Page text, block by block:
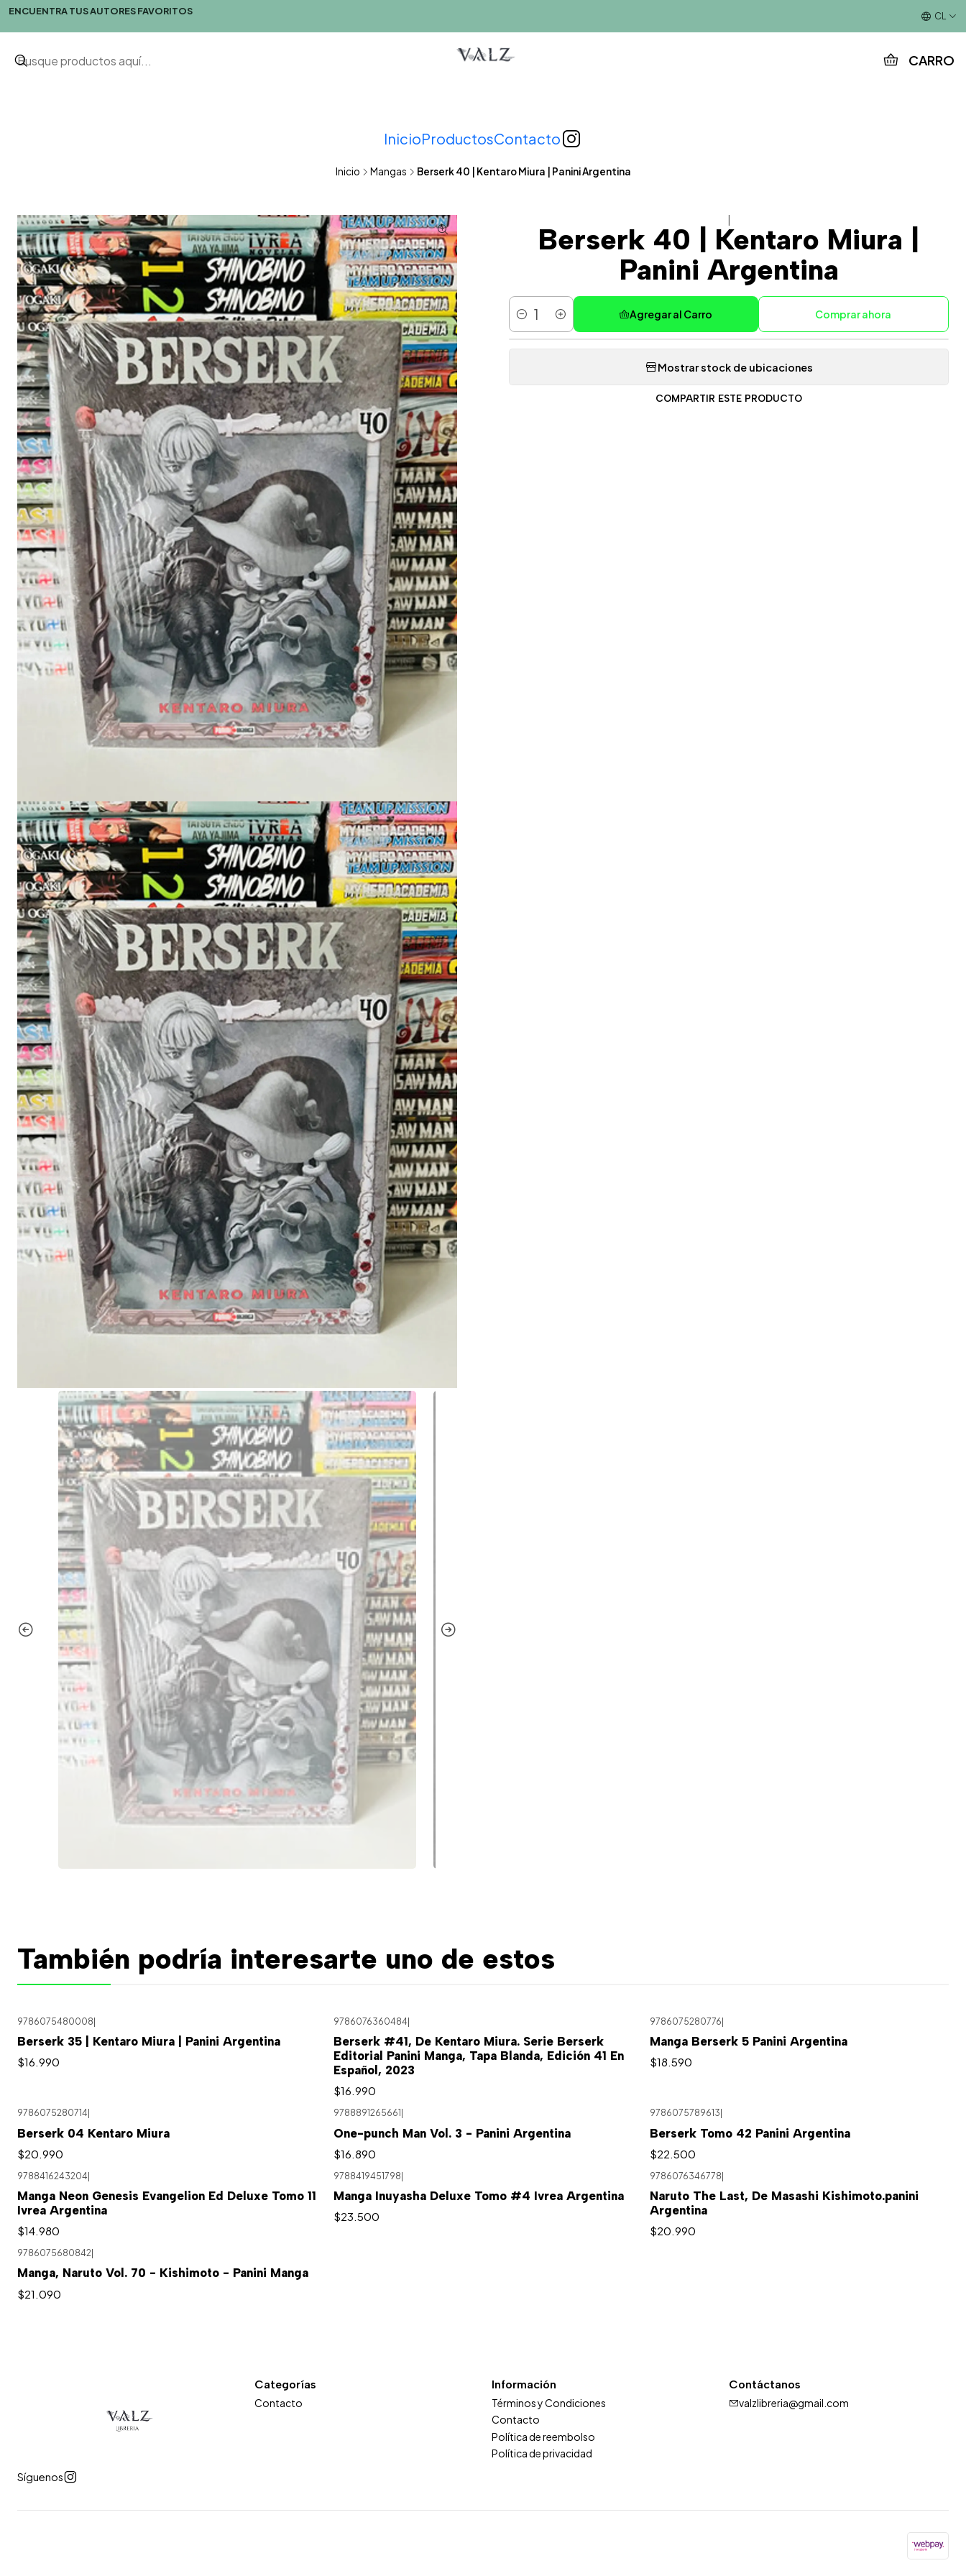
CARRO
InicioProductosContacto
ENCUENTRA TUS AUTORES FAVORITOS CL
Inicio Mangas Berserk 40 | Kentaro Miura | Panini Argentina
Berserk 40 | Kentaro Miura |
Panini Argentina
Cantidad
Agregar al Carro Comprar ahora
Mostrar stock de ubicaciones
COMPARTIR ESTE PRODUCTO
También podría interesarte uno de estos
9786075480008
Berserk 35 | Kentaro Miura | Panini Argentina
$16.990
9786076360484
Berserk #41, De Kentaro Miura. Serie Berserk
Editorial Panini Manga, Tapa Blanda, Edición 41 En
Español, 2023
$16.990
9786075280776
Manga Berserk 5 Panini Argentina
$18.590
9786075280714
Berserk 04 Kentaro Miura
$20.990
9788891265661
One-punch Man Vol. 3 - Panini Argentina
$16.890
9786075789613
Berserk Tomo 42 Panini Argentina
$22.500
9788416243204
Manga Neon Genesis Evangelion Ed Deluxe Tomo 11
Ivrea Argentina
$14.980
9788419451798
Manga Inuyasha Deluxe Tomo #4 Ivrea Argentina
$23.500
9786076346778
Naruto The Last, De Masashi Kishimoto.panini
Argentina
$20.990
9786075680842
Manga, Naruto Vol. 70 - Kishimoto - Panini Manga
$21.090
Síguenos
Categorías
Contacto
Información
Términos y Condiciones
Contacto
Política de reembolso
Política de privacidad
Contáctanos
valzlibreria@gmail.com